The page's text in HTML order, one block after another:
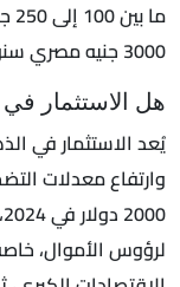
3000 جنيه مصري سنويًا، حسب حجم الخزنة.
هل الاستثمار
يُعد الاستثمار في
وارتفاع معدلات
لرؤوس الأموال،